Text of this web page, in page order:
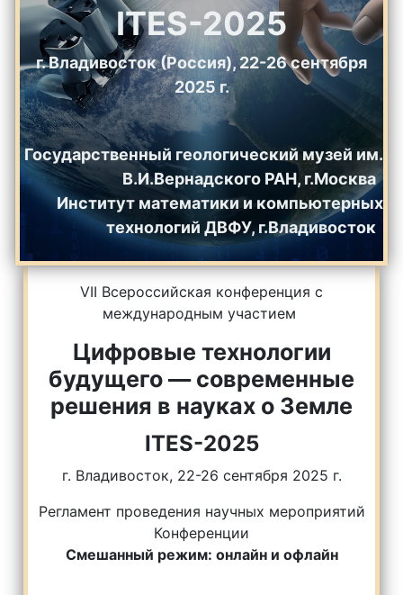
ITES-2025
г. Владивосток (Россия), 22-26 сентября
2025 г.
Государственный геологический музей им.
В.И.Вернадского РАН, г.Москва
Институт математики и компьютерных
технологий ДВФУ, г.Владивосток
VII Всероссийская конференция с
международным участием
Цифровые технологии
будущего — современные
решения в науках о Земле
ITES-2025
г. Владивосток, 22-26 сентября 2025 г.
Регламент проведения научных мероприятий
Конференции
Смешанный режим: онлайн и офлайн